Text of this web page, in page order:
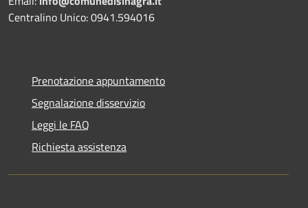
Centralino Unico: 0941.594016
Prenotazione appuntamento
Segnalazione disservizio
Leggi le FAQ
Richiesta assistenza